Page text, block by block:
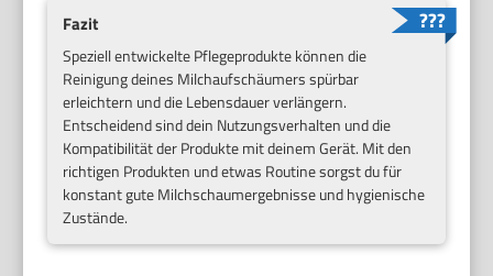
Fazit
Speziell entwickelte Pflegeprodukte können die
Reinigung deines Milchaufschäumers spürbar
erleichtern und die Lebensdauer verlängern.
Entscheidend sind dein Nutzungsverhalten und die
Kompatibilität der Produkte mit deinem Gerät. Mit den
richtigen Produkten und etwas Routine sorgst du für
konstant gute Milchschaumergebnisse und hygienische
Zustände.